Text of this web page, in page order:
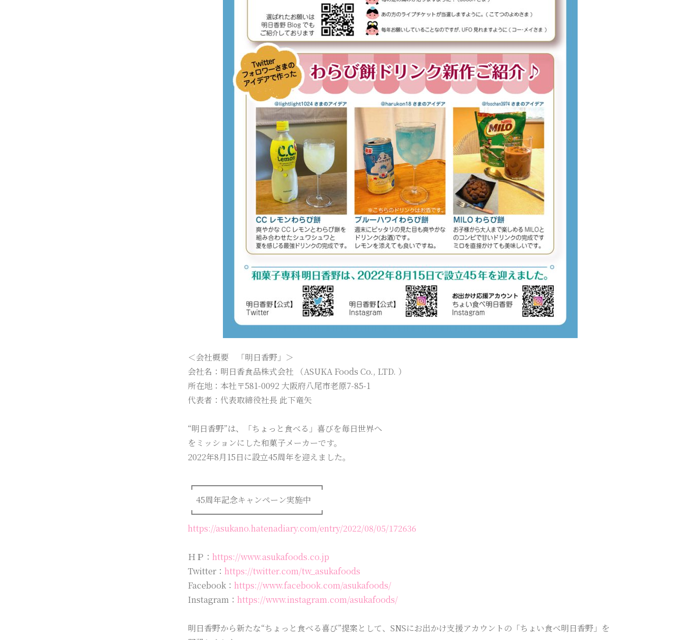
＜会社概要 「明日香野」＞
会社名：明日香食品株式会社 （ASUKA Foods Co., LTD. ）
所在地：本社〒581-0092 大阪府八尾市老原7-85-1
代表者：代表取締役社長 此下竜矢
“明日香野”は、「ちょっと食べる」喜びを毎日世界へ
をミッションにした和菓子メーカーです。
2022年8月15日に設立45周年を迎えました。
┏━━━━━━━━━━━━━━━┓
45周年記念キャンペーン実施中
┗━━━━━━━━━━━━━━━┛
https://asukano.hatenadiary.com/entry/2022/08/05/172636
ＨＰ：https://www.asukafoods.co.jp
Twitter：https://twitter.com/tw_asukafoods
Facebook：https://www.facebook.com/asukafoods/
Instagram：https://www.instagram.com/asukafoods/
明日香野から新たな“ちょっと食べる喜び”提案として、SNSにお出かけ支援アカウントの「ちょい食べ明日香野」を